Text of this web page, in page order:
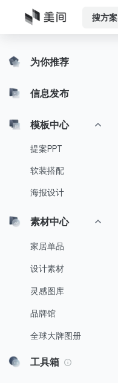
搜方案
为你推荐
信息发布
模板中心
提案PPT
软装搭配
海报设计
素材中心
家居单品
设计素材
灵感图库
品牌馆
全球大牌图册
工具箱